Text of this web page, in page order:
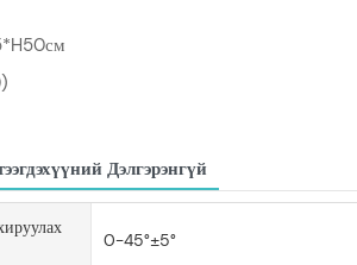
Дэлгэрэнгүй
0-45°±5°